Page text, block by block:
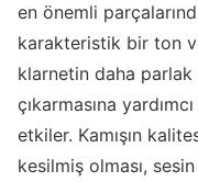
en önemli
karakteristik bir ton
klarnetin daha
çıkarmasına
etkiler. Kamışın
kesilmiş olması,